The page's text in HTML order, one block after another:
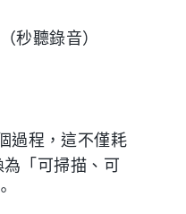
秒聽錄音）
過程，這不僅耗
「可掃描、可